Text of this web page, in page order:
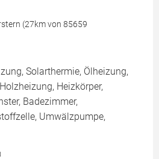
(27km von 85659
Solarthermie, Ölheizung,
Heizkörper,
Badezimmer,
Umwälzpumpe,